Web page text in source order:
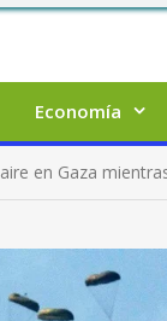
Economía
en Gaza